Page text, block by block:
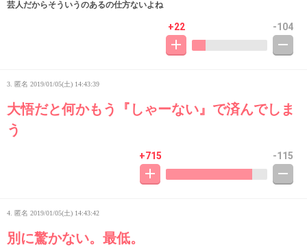
芸人だからそういうのあるの仕方ないよね
+22 -104
3. 匿名 2019/01/05(土) 14:43:39
大悟だと何かもう『しゃーない』で済んでしま
う
+715 -115
4. 匿名 2019/01/05(土) 14:43:42
別に驚かない。最低。